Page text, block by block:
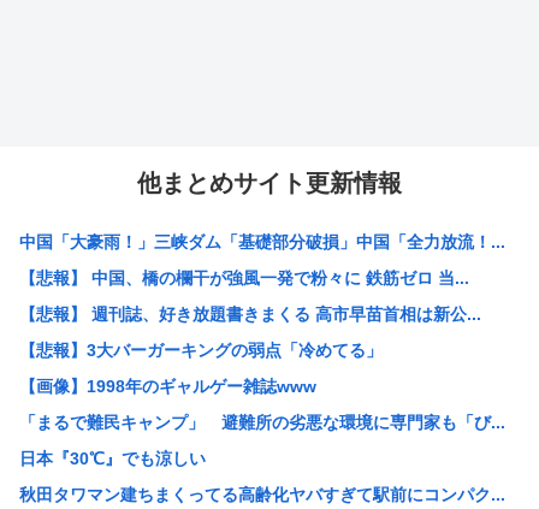
他まとめサイト更新情報
中国「大豪雨！」三峡ダム「基礎部分破損」中国「全力放流！...
【悲報】 中国、橋の欄干が強風一発で粉々に 鉄筋ゼロ 当...
【悲報】 週刊誌、好き放題書きまくる 高市早苗首相は新公...
【悲報】3大バーガーキングの弱点「冷めてる」
【画像】1998年のギャルゲー雑誌www
「まるで難民キャンプ」 避難所の劣悪な環境に専門家も「び...
日本『30℃』でも涼しい
秋田タワマン建ちまくってる高齢化ヤバすぎて駅前にコンパク...